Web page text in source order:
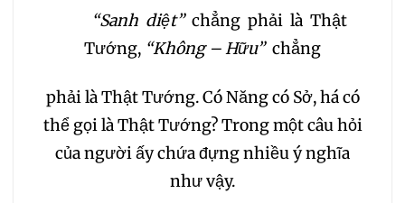
“Sanh diệt”chẳng phải là Thật
Tướng, “Không – Hữu” chẳng
phải là Thật Tướng. Có Năng có Sở, há có
thể gọi là Thật Tướng? Trong một câu hỏi
của người ấy chứa đựng nhiều ý nghĩa
như vậy.